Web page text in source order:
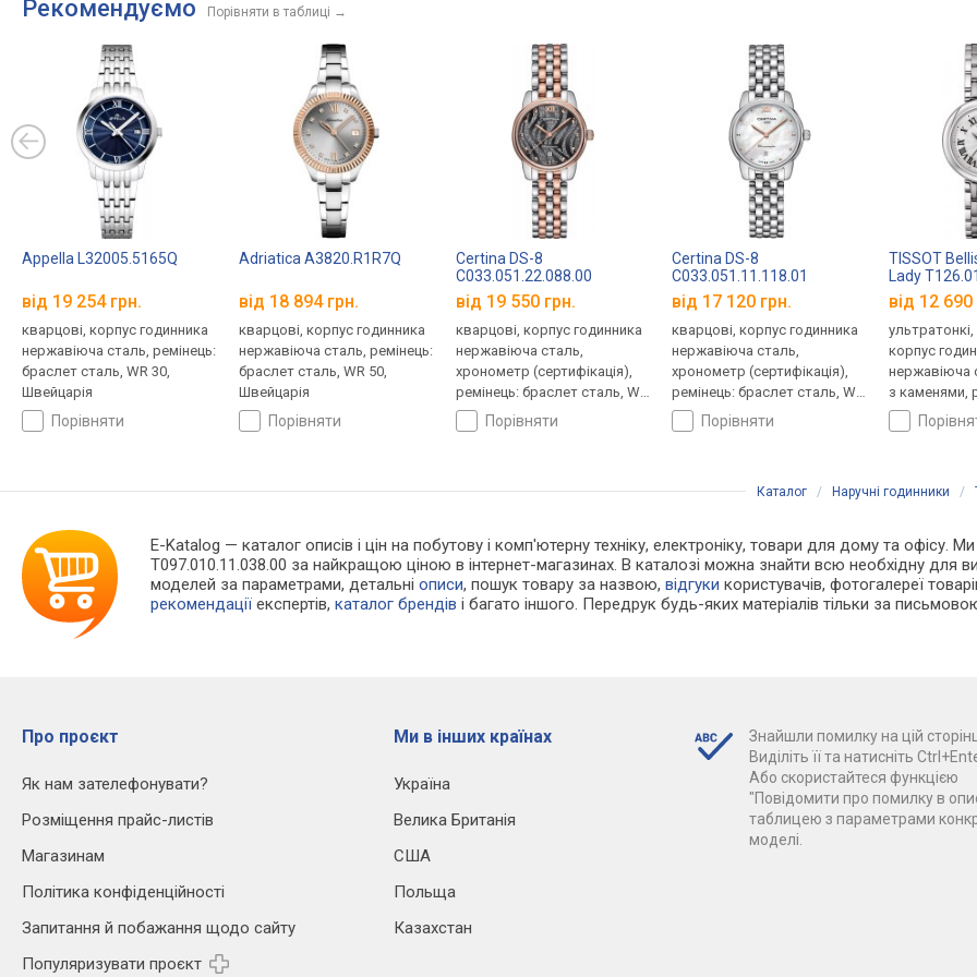
Рекомендуємо Порівняти в таблиці →
Appella L32005.5165Q
від 19 254 грн.
кварцові, корпус годинника
нержавіюча сталь, ремінець:
браслет сталь, WR 30,
Швейцарія
порівняти
Adriatica A3820.R1R7Q
від 18 894 грн.
кварцові, корпус годинника
нержавіюча сталь, ремінець:
браслет сталь, WR 50,
Швейцарія
порівняти
Certina DS-8
C033.051.22.088.00
від 19 550 грн.
кварцові, корпус годинника
нержавіюча сталь,
хронометр (сертифікація),
ремінець: браслет сталь, WR
100, Швейцарія
порівняти
Certina DS-8
C033.051.11.118.01
від 17 120 грн.
кварцові, корпус годинника
нержавіюча сталь,
хронометр (сертифікація),
ремінець: браслет сталь, WR
100, Швейцарія
порівняти
TISSOT
Lady
від 12 690
корпус
нержавіюча
з каменями,
браслет
Швейцарія
Каталог / Наручні годинники /
E-Katalog — каталог описів і цін на побутову і комп'ютерну техніку, електроніку, товари для дому та офісу.
T097.010.11.038.00 за найкращою ціною в інтернет-магазинах. В каталозі можна знайти всю необхідну для
моделей за параметрами, детальніописи, пошук товару за назвою,відгуки користувачів, фотогалереї
рекомендації експертів,каталог брендів і багато іншого. Передрук будь-яких матеріалів тільки за
Про проєкт
Як нам зателефонувати?
Розміщення прайс-листів
Магазинам
Політика конфіденційності
Запитання й побажання щодо сайту
Популяризувати проєкт
Ми в інших країнах
Україна
Велика Британія
США
Польща
Казахстан
Знайшли помилку на цій
Виділіть її та натисніть
Або скористайтеся функцією
"Повідомити про помилку в
таблицею з параметрами
моделі.